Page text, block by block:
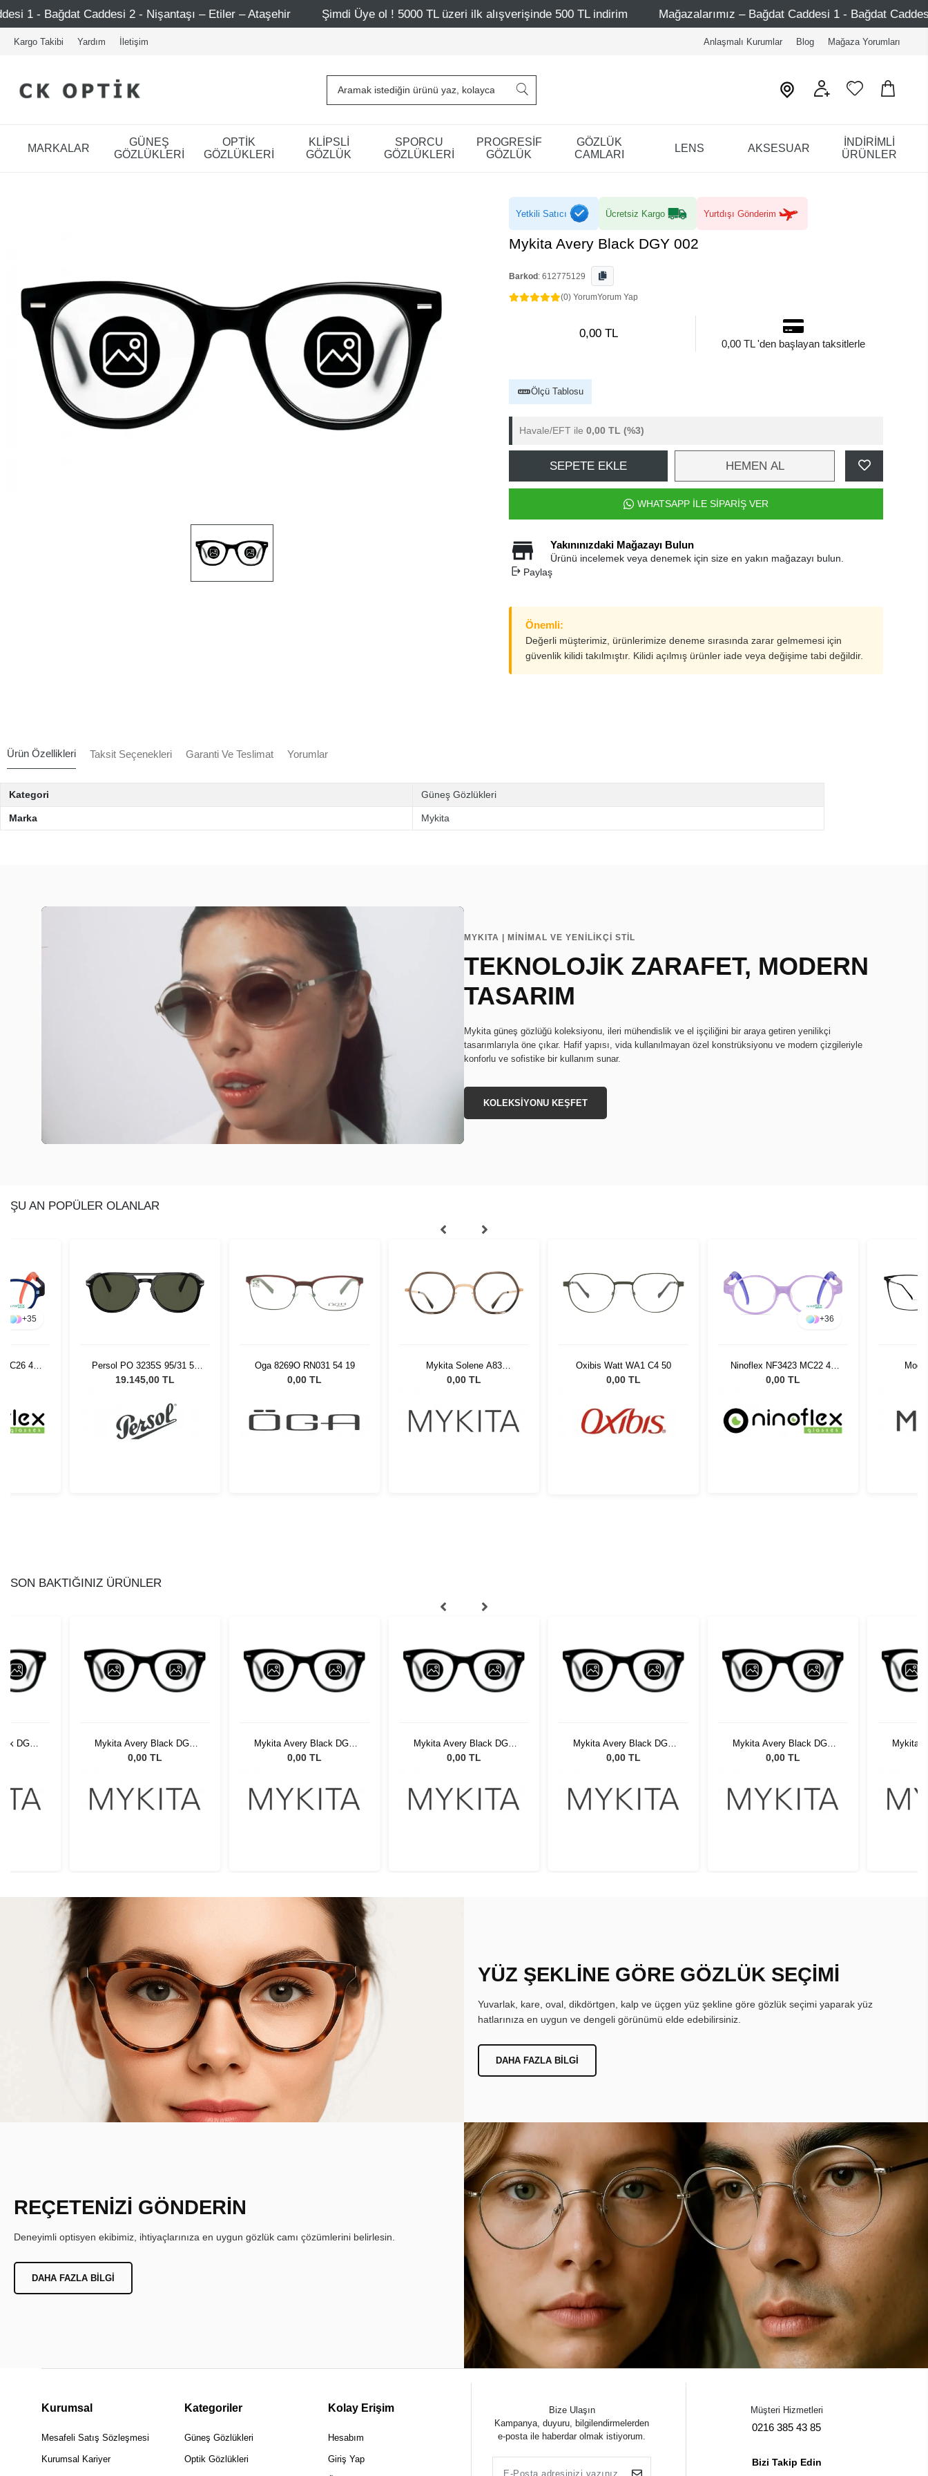
2 - Nişantaşı – Etiler – Ataşehir Şimdi Üye ol ! 5000 TL üzeri ilk alışverişinde 500 TL indirim Mağazalarımız – Bağdat Caddesi 1 - Bağdat Caddesi 2 - Nişantaşı
Kargo Takibi Yardım İletişim Anlaşmalı Kurumlar Blog Mağaza Yorumları
MARKALAR
GÜNEŞ
GÖZLÜKLERİ
OPTİK
GÖZLÜKLERİ
KLİPSLİ
GÖZLÜK
SPORCU
GÖZLÜKLERİ
PROGRESİF
GÖZLÜK
GÖZLÜK
CAMLARI
LENS AKSESUAR
İNDİRİMLİ
ÜRÜNLER
Yetkili Satıcı Ücretsiz Kargo Yurtdışı Gönderim
Mykita Avery Black DGY 002
Barkod : 612775129
(0) YorumYorum Yap
0,00 TL
0,00 TL 'den başlayan taksitlerle
Ölçü Tablosu
Havale/EFT ile 0,00 TL (%3)
SEPETE EKLE HEMEN AL
WHATSAPP İLE SİPARİŞ VER
Yakınınızdaki Mağazayı Bulun
Ürünü incelemek veya denemek için size en yakın mağazayı bulun.
Paylaş
Önemli:
Değerli müşterimiz, ürünlerimize deneme sırasında zarar gelmemesi için
güvenlik kilidi takılmıştır. Kilidi açılmış ürünler iade veya değişime tabi değildir.
Ürün Özellikleri Taksit Seçenekleri Garanti Ve Teslimat Yorumlar
Kategori Güneş Gözlükleri
Marka Mykita
MYKITA | MİNİMAL VE YENİLİKÇİ STİL
TEKNOLOJİK ZARAFET, MODERN
TASARIM
Mykita güneş gözlüğü koleksiyonu, ileri mühendislik ve el işçiliğini bir araya getiren yenilikçi
tasarımlarıyla öne çıkar. Hafif yapısı, vida kullanılmayan özel konstrüksiyonu ve modern çizgileriyle
konforlu ve sofistike bir kullanım sunar.
KOLEKSİYONU KEŞFET
ŞU AN POPÜLER OLANLAR
+35
43
Persol PO 3235S 95/31 55
Unisex Güneş Gözlüğü
19.145,00 TL
Oga 8269O RN031 54 19
0,00 TL
Mykita Solene A83
CGD/Clear Ash 653
0,00 TL
Oxibis Watt WA1 C4 50
0,00 TL
+36
Ninoflex NF3423 MC22 42
15 128
0,00 TL
SON BAKTIĞINIZ ÜRÜNLER
DGY
Mykita Avery Black DGY
002
0,00 TL
Mykita Avery Black DGY
002
0,00 TL
Mykita Avery Black DGY
002
0,00 TL
Mykita Avery Black DGY
002
0,00 TL
Mykita Avery Black DGY
002
0,00 TL
Mykita
YÜZ ŞEKLİNE GÖRE GÖZLÜK SEÇİMİ
Yuvarlak, kare, oval, dikdörtgen, kalp ve üçgen yüz şekline göre gözlük seçimi yaparak yüz
hatlarınıza en uygun ve dengeli görünümü elde edebilirsiniz.
DAHA FAZLA BILGI
REÇETENİZİ GÖNDERİN
Deneyimli optisyen ekibimiz, ihtiyaçlarınıza en uygun gözlük camı çözümlerini belirlesin.
DAHA FAZLA BILGI
Kurumsal
Mesafeli Satış Sözleşmesi
Kurumsal Kariyer
Kategoriler
Güneş Gözlükleri
Optik Gözlükleri
Kolay Erişim
Hesabım
Giriş Yap
Bize Ulaşın
Kampanya, duyuru, bilgilendirmelerden
e-posta ile haberdar olmak istiyorum.
Müşteri Hizmetleri
0216 385 43 85
Bizi Takip Edin